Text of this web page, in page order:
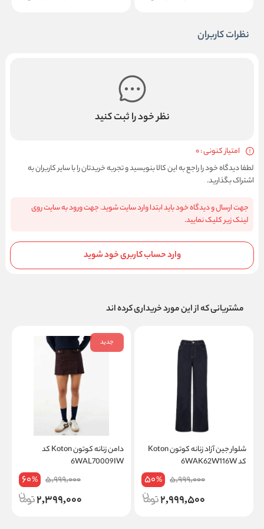
نظرات کاربران
نظر خود را ثبت کنید
امتیاز کنونی : 0
لطفا دیدگاه خود را راجع به این کالا بنویسید و تجربه خریدتان را با سایر کاربران به
اشتراک بگذارید.
جهت ارسال و دیدگاه خود باید ابتدا وارد سایت شوید. جهت ورود به سایت روی
لینک زیر کلیک نمایید.
وارد حساب کاربری خود شوید
مشتریانی که از این مورد خریداری کرده اند
شلوار جين آزاد زنانه کوتون Koton
کد 6WAK62W116W
5,999,000
50%
2,999,500
جدید
دامن زنانه کوتون Koton کد
6WAL70009IW
5,999,000
60%
2,399,000